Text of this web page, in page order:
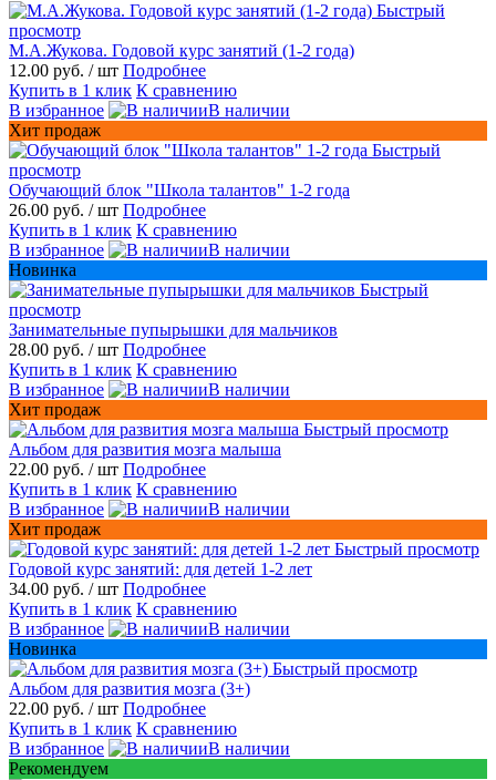
Быстрый
просмотр
М.А.Жукова. Годовой курс занятий (1-2 года)
12.00 руб. / шт Подробнее
Купить в 1 клик К сравнению
В избранное
В наличии
Хит продаж
Быстрый
просмотр
Обучающий блок "Школа талантов" 1-2 года
26.00 руб. / шт Подробнее
Купить в 1 клик К сравнению
В избранное
В наличии
Новинка
Быстрый
просмотр
Занимательные пупырышки для мальчиков
28.00 руб. / шт Подробнее
Купить в 1 клик К сравнению
В избранное
В наличии
Хит продаж
Быстрый просмотр
Альбом для развития мозга малыша
22.00 руб. / шт Подробнее
Купить в 1 клик К сравнению
В избранное
В наличии
Хит продаж
Быстрый просмотр
Годовой курс занятий: для детей 1-2 лет
34.00 руб. / шт Подробнее
Купить в 1 клик К сравнению
В избранное
В наличии
Новинка
Быстрый просмотр
Альбом для развития мозга (3+)
22.00 руб. / шт Подробнее
Купить в 1 клик К сравнению
В избранное
В наличии
Рекомендуем